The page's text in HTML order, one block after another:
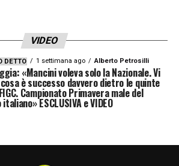
VIDEO
DETTO 1 settimana ago Alberto Petrosilli
«Mancini voleva solo la Nazionale. Vi
è successo davvero dietro le quinte
Campionato Primavera male del
ESCLUSIVA e VIDEO